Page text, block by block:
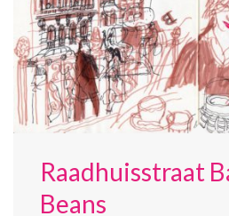
Raadhuisstraat
Beans